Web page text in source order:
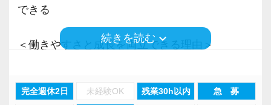
Q. 職場の雰囲気は？
A. 上司や先輩に相談しやすく、風通しの良い職
場だと感じています。
・税務経験を活かして成長したい方
できる
＜働きやすさと成長を両立できる理由＞
・分業体制で業務負担を軽減
・顧客対応や提案業務に集中可能
続きを読むkeyboard_arrow_down
完全週休2日 未経験OK 残業30h以内 急 募